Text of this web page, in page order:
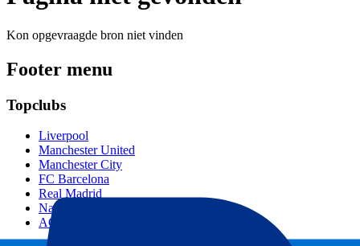
Kon opgevraagde bron niet vinden
Footer menu
Topclubs
Liverpool
Manchester United
Manchester City
FC Barcelona
Real Madrid
Napoli
AC Milan